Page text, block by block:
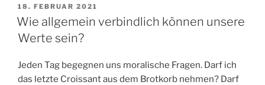
VERÖFFENTLICHT
AM
18. FEBRUAR 2021
Wie allgemein verbindlich können unsere
Werte sein?
Jeden Tag begegnen uns moralische Fragen. Darf ich
das letzte Croissant aus dem Brotkorb nehmen? Darf